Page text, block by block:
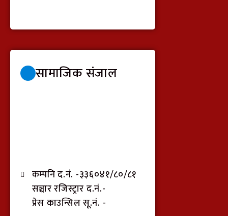
सामाजिक संजाल
कम्पनि द.नं. -३३६०४१/८०/८१
सञ्चार रजिस्ट्रार द.नं.-
प्रेस काउन्सिल सू.नं. -